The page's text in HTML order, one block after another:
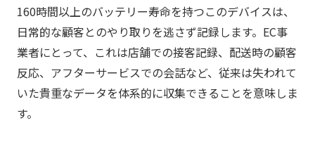
160時間以上のバッテリー寿命を持つこのデバイスは、
日常的な顧客とのやり取りを逃さず記録します。EC事
業者にとって、これは店舗での接客記録、配送時の顧客
反応、アフターサービスでの会話など、従来は失われて
いた貴重なデータを体系的に収集できることを意味しま
す。